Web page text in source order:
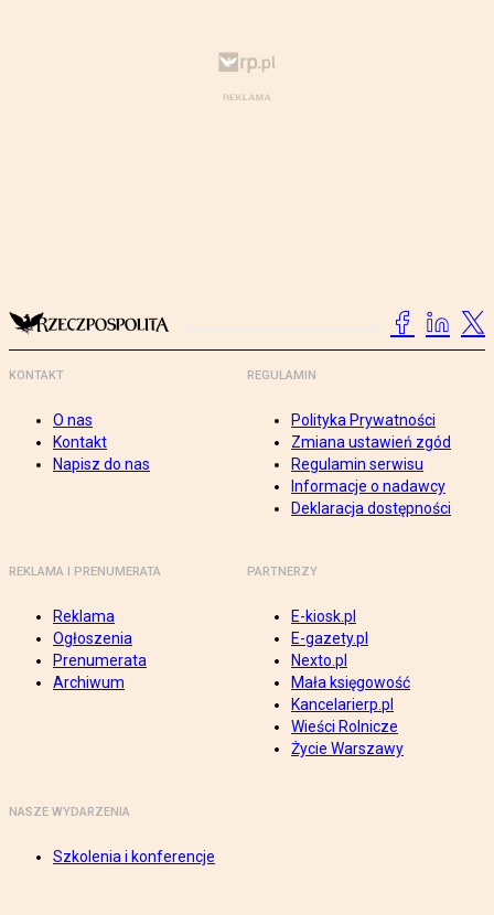
KONTAKT
O nas
Kontakt
Napisz do nas
REGULAMIN
Polityka Prywatności
Zmiana ustawień zgód
Regulamin serwisu
Informacje o nadawcy
Deklaracja dostępności
REKLAMA I PRENUMERATA
Reklama
Ogłoszenia
Prenumerata
Archiwum
PARTNERZY
E-kiosk.pl
E-gazety.pl
Nexto.pl
Mała księgowość
Kancelarierp.pl
Wieści Rolnicze
Życie Warszawy
NASZE WYDARZENIA
Szkolenia i konferencje